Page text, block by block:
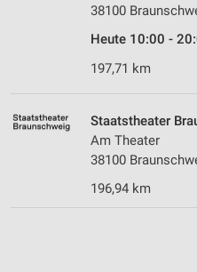
38100
Heute 10:00 -
197,71 km
Staatstheater
Am Theater
38100
196,94 km